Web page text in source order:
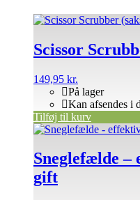
Scissor
149,95 kr.
På lager
Kan afsendes i
Tilføj til kurv
Sneglefælde –
gift